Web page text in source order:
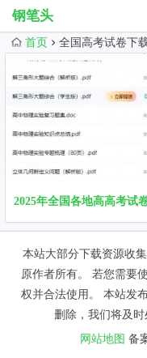
钢笔头
首页 全国高考试卷下
2025年全国各地高高考试
本站大部分下载资源收
原作者所有。 若您需要
权并合法使用。 本站发
删除，我们将及时
网站地图 备